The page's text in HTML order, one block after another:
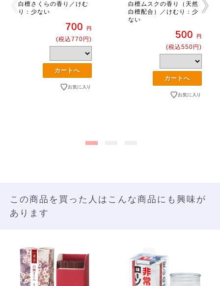
白檀さくらの香り／けむ
り：少ない
700 円
(税込770円)
白檀ムスクの香り（天然
白檀配合）／けむり：少
ない
500 円
(税込550円)
この商品を買った人はこんな商品にも興味が
あります